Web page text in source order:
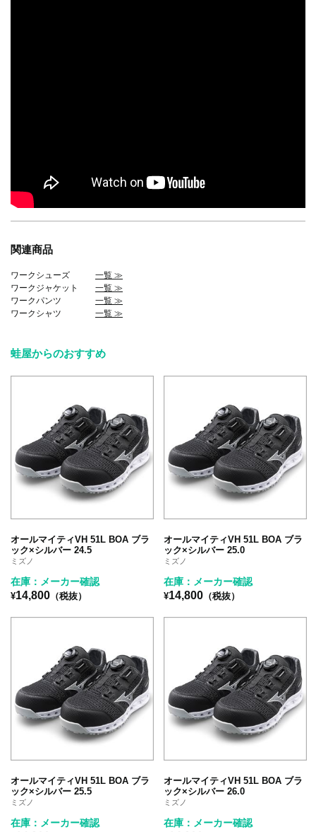
関連商品
ワークシューズ 一覧 ≫
ワークジャケット 一覧 ≫
ワークパンツ 一覧 ≫
ワークシャツ 一覧 ≫
蛙屋からのおすすめ
オールマイティVH 51L BOA ブラ
ック×シルバー 24.5
ミズノ
在庫：メーカー確認
¥14,800 （税抜）
オールマイティVH 51L BOA ブラ
ック×シルバー 25.0
ミズノ
在庫：メーカー確認
¥14,800 （税抜）
オールマイティVH 51L BOA ブラ
ック×シルバー 25.5
ミズノ
在庫：メーカー確認
オールマイティVH 51L BOA ブラ
ック×シルバー 26.0
ミズノ
在庫：メーカー確認